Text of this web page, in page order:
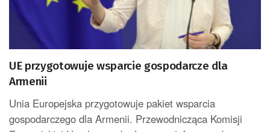
UE przygotowuje wsparcie gospodarcze dla
Armenii
Unia Europejska przygotowuje pakiet wsparcia
gospodarczego dla Armenii. Przewodnicząca Komisji